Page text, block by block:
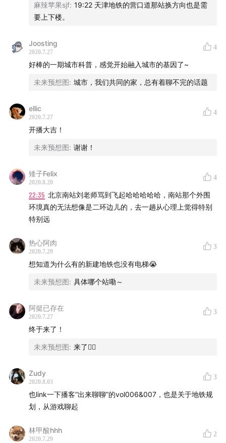
麻辣苹果sjf: 19:22 天津地铁的营口道那站换方向也是需
要上下楼。
Joosting
2020.7.27
4
好棒的一期城市科普，感觉开始融入城市的基因了~
未来预想图: 城市，我们共同的家，总有着聊不完的话题
ellic
2020.7.27
4
开播大吉！
未来预想图: 谢谢！
矮子Felix
2020.8.20
4
22:35 北京南站刘老师骂到飞起哈哈哈哈哈，南站那个外围
环境真的无法想像是二环边儿的，去一趟从心理上觉得特别
特别远
热心阿肉
2020.7.29
3
想知道为什么有的新建地铁也没有电梯😭
未来预想图: 具体哪个站嘞～
阿挺已存在
2020.7.27
3
终于来了！
未来预想图: 来了✌🏻️
Zudy
2020.8.03
3
也link一下播客“出来聊聊”的vol006&007，也是关于地铁规
划，从游戏聊起
林甲酸hhh
2020.7.29
2